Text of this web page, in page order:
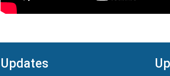
Updates